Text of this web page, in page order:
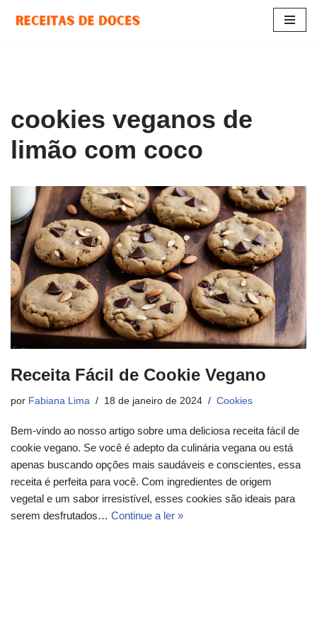
cookies veganos de
limão com coco
Receita Fácil de Cookie Vegano
por Fabiana Lima 18 de janeiro de 2024 Cookies
Bem-vindo ao nosso artigo sobre uma deliciosa receita fácil de
cookie vegano. Se você é adepto da culinária vegana ou está
apenas buscando opções mais saudáveis e conscientes, essa
receita é perfeita para você. Com ingredientes de origem
vegetal e um sabor irresistível, esses cookies são ideais para
serem desfrutados… Continue a ler »